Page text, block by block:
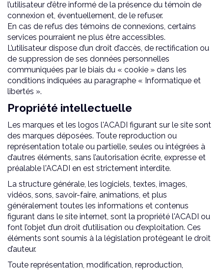
l’utilisateur d’être informé de la présence du témoin de
connexion et, éventuellement, de le refuser.
En cas de refus des témoins de connexions, certains
services pourraient ne plus être accessibles.
L’utilisateur dispose d’un droit d’accès, de rectification ou
de suppression de ses données personnelles
communiquées par le biais du « cookie » dans les
conditions indiquées au paragraphe « Informatique et
libertés ».
Propriété intellectuelle
Les marques et les logos l'ACADI figurant sur le site sont
des marques déposées. Toute reproduction ou
représentation totale ou partielle, seules ou intégrées à
d’autres éléments, sans l’autorisation écrite, expresse et
préalable l'ACADI en est strictement interdite.
La structure générale, les logiciels, textes, images,
vidéos, sons, savoir-faire, animations, et plus
généralement toutes les informations et contenus
figurant dans le site internet, sont la propriété l'ACADI ou
font l’objet d’un droit d’utilisation ou d’exploitation. Ces
éléments sont soumis à la législation protégeant le droit
d’auteur.
Toute représentation, modification, reproduction,